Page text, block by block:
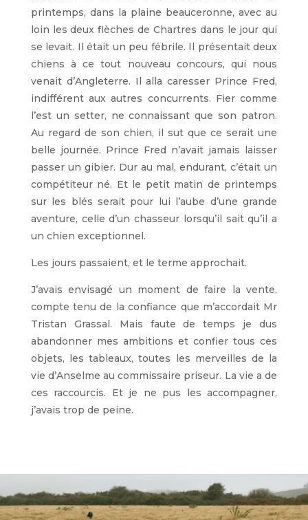
printemps, dans la plaine beauceronne, avec au
loin les deux flèches de Chartres dans le jour qui
se levait. Il était un peu fébrile. Il présentait deux
chiens à ce tout nouveau concours, qui nous
venait d’Angleterre. Il alla caresser Prince Fred,
indifférent aux autres concurrents. Fier comme
l’est un setter, ne connaissant que son patron.
Au regard de son chien, il sut que ce serait une
belle journée. Prince Fred n’avait jamais laisser
passer un gibier. Dur au mal, endurant, c’était un
compétiteur né. Et le petit matin de printemps
sur les blés serait pour lui l’aube d’une grande
aventure, celle d’un chasseur lorsqu’il sait qu’il a
un chien exceptionnel.
Les jours passaient, et le terme approchait.
J’avais envisagé un moment de faire la vente,
compte tenu de la confiance que m’accordait Mr
Tristan Grassal. Mais faute de temps je dus
abandonner mes ambitions et confier tous ces
objets, les tableaux, toutes les merveilles de la
vie d’Anselme au commissaire priseur. La vie a de
ces raccourcis. Et je ne pus les accompagner,
j’avais trop de peine.